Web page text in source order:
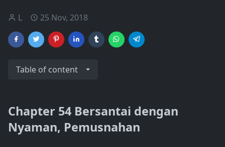
L 25 Nov, 2018
Table of content
Chapter 54 Bersantai dengan
Nyaman, Pemusnahan